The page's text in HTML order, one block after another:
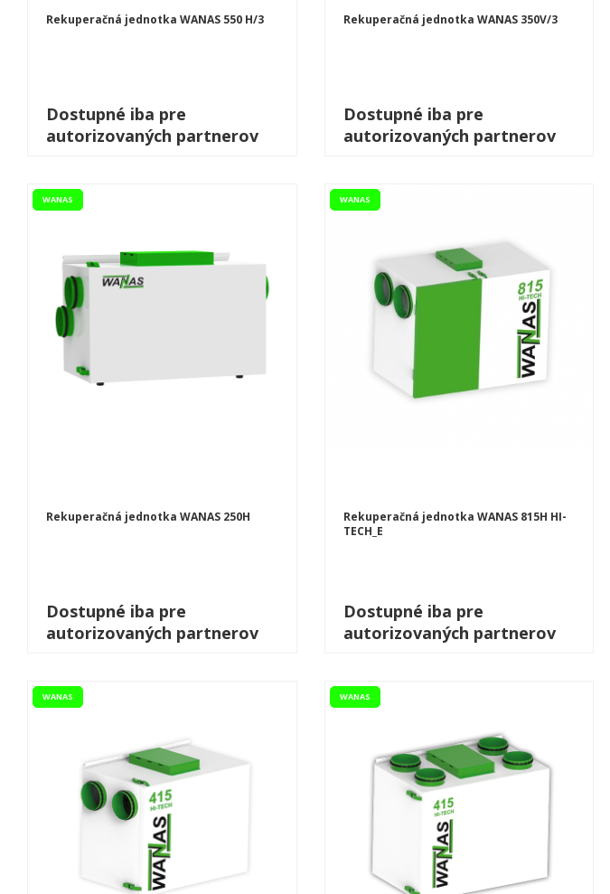
Rekuperačná jednotka WANAS 550 H/3
Dostupné iba pre
autorizovaných partnerov
Rekuperačná jednotka WANAS 350V/3
Dostupné iba pre
autorizovaných partnerov
WANAS
Rekuperačná jednotka WANAS 250H
Dostupné iba pre
autorizovaných partnerov
WANAS
Rekuperačná jednotka WANAS 815H HI-
TECH_E
Dostupné iba pre
autorizovaných partnerov
WANAS WANAS